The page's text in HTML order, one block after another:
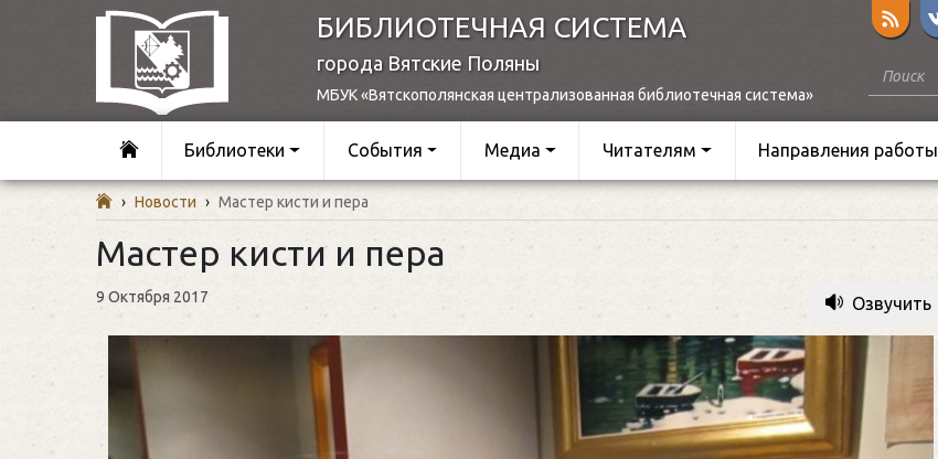
БИБЛИОТЕЧНАЯ СИСТЕМА
города Вятские Поляны
МБУК «Вятскополянская централизованная библиотечная система»
Библиотеки События Медиа Читателям Направления работы
› Новости › Мастер кисти и пера
Мастер кисти и пера
9 Октября 2017 Озвучить